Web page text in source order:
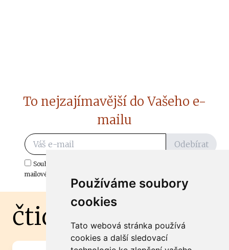
Používáme soubory
cookies
Tato webová stránka používá
cookies a další sledovací
To nejzajímavější do Vašeho e-
mailu
Odebírat
Souhlasím s odběrem důležitých zpráv ze ČtiDoma.cz do mé e-
mailové schránky.
čtidoma.cz